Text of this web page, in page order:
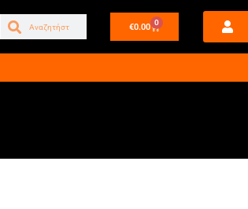
€0.00 0